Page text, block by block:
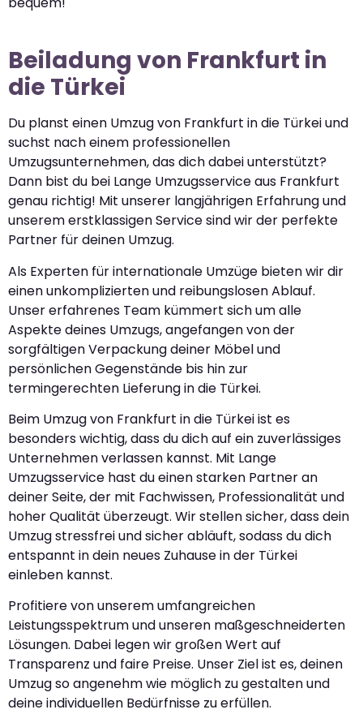
Beiladung von Frankfurt in
die Türkei
Du planst einen Umzug von Frankfurt in die Türkei und
suchst nach einem professionellen
Umzugsunternehmen, das dich dabei unterstützt?
Dann bist du bei Lange Umzugsservice aus Frankfurt
genau richtig! Mit unserer langjährigen Erfahrung und
unserem erstklassigen Service sind wir der perfekte
Partner für deinen Umzug.
Als Experten für internationale Umzüge bieten wir dir
einen unkomplizierten und reibungslosen Ablauf.
Unser erfahrenes Team kümmert sich um alle
Aspekte deines Umzugs, angefangen von der
sorgfältigen Verpackung deiner Möbel und
persönlichen Gegenstände bis hin zur
termingerechten Lieferung in die Türkei.
Beim Umzug von Frankfurt in die Türkei ist es
besonders wichtig, dass du dich auf ein zuverlässiges
Unternehmen verlassen kannst. Mit Lange
Umzugsservice hast du einen starken Partner an
deiner Seite, der mit Fachwissen, Professionalität und
hoher Qualität überzeugt. Wir stellen sicher, dass dein
Umzug stressfrei und sicher abläuft, sodass du dich
entspannt in dein neues Zuhause in der Türkei
einleben kannst.
Profitiere von unserem umfangreichen
Leistungsspektrum und unseren maßgeschneiderten
Lösungen. Dabei legen wir großen Wert auf
Transparenz und faire Preise. Unser Ziel ist es, deinen
Umzug so angenehm wie möglich zu gestalten und
deine individuellen Bedürfnisse zu erfüllen.